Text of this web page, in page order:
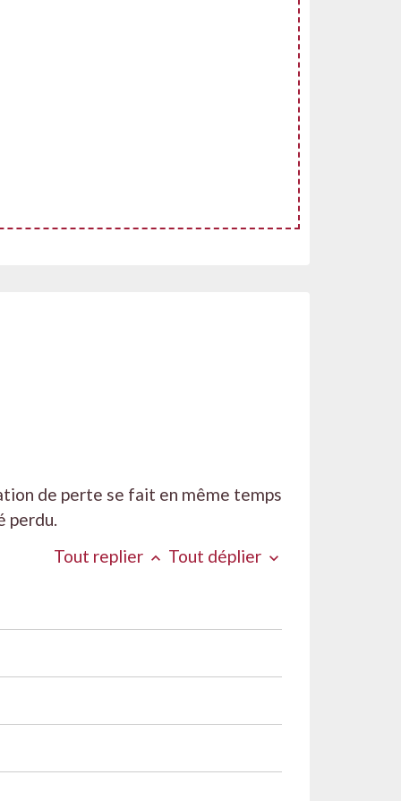
de perte se fait en même temps
perdu.
Tout replier keyboard_arrow_up Tout déplier keyboard_arrow_down